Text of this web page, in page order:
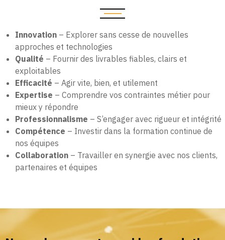
Innovation – Explorer sans cesse de nouvelles
approches et technologies
Qualité – Fournir des livrables fiables, clairs et
exploitables
Efficacité – Agir vite, bien, et utilement
Expertise – Comprendre vos contraintes métier pour
mieux y répondre
Professionnalisme – S’engager avec rigueur et intégrité
Compétence – Investir dans la formation continue de
nos équipes
Collaboration – Travailler en synergie avec nos clients,
partenaires et équipes